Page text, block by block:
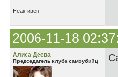
Неактивен
2006-11-18
Алиса Деева
Председатель клуба самоубийц